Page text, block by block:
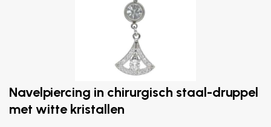
Navelpiercing in chirurgisch staal-druppel
met witte kristallen